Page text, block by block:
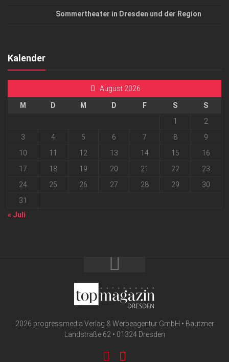
Sommertheater in Dresden und der Region
Kalender
August 2026
M D M D F S
S
1
2
3
4 5 6 7 8
9
10
11 12 13 14 15
16
17
18 19 20 21 22
23
24
25 26 27 28 29
30
31
« Juli
2026 progressmedia Verlag & Werbeagentur GmbH • Bautzner
Landstraße 62 • 01324 Dresden